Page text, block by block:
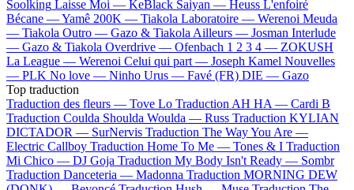
Soolking Laisse Moi — KeBlack Saiyan — Heuss L'enfoiré
Bécane —Yamê 200K — Tiakola Laboratoire — Werenoi Meuda
— Tiakola Outro — Gazo & Tiakola Ailleurs — Josman Interlude
— Gazo & Tiakola Overdrive — Ofenbach 1 2 3 4 — ZOKUSH
La League — Werenoi Celui qui part — Joseph Kamel Nouvelles
— PLK No love — Ninho Urus — Favé (FR) DIE — Gazo
Top traduction
Traduction des fleurs — Tove Lo Traduction AH HA — Cardi B
Traduction Coulda Shoulda Woulda — Russ Traduction KYLIAN
DICTADOR — SurNervis Traduction The Way You Are —
Electric Callboy Traduction Home To Me — Tones & I Traduction
Mi Chico — DJ Goja Traduction My Body Isn't Ready — Sombr
Traduction Danceteria — Madonna Traduction MORNING DEW